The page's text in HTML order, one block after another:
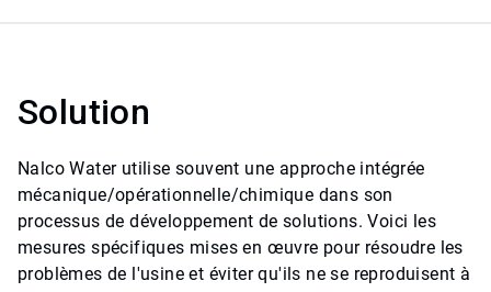
Solution
Nalco Water utilise souvent une approche intégrée
mécanique/opérationnelle/chimique dans son
processus de développement de solutions. Voici les
mesures spécifiques mises en œuvre pour résoudre les
problèmes de l'usine et éviter qu'ils ne se reproduisent à